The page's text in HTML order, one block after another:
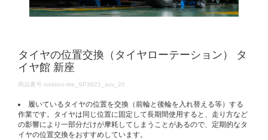
タイヤの位置交換（タイヤローテーション） タ
イヤ館 新座
DETAILS
商品番号 rotation-tire_SP3621_suv_20
履いているタイヤの位置を交換（前輪と後輪を入れ替える等）する
作業です。タイヤは同じ位置に固定して長期間使用すると、走り方など
の影響により一部分だけが摩耗してしまうことがあるので、定期的なタ
イヤの位置交換をおすすめしています。